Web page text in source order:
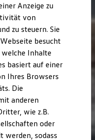
Anzeige zu
von
zu steuern. Sie
besucht
Inhalte
basiert auf einer
Ihres Browsers
Die
anderen
wie z.B.
oder
werden, sodass